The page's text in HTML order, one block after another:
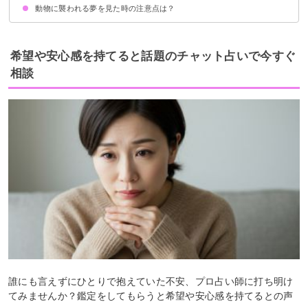
動物に襲われて殺される夢【吉夢】
動物に襲われて怪我する夢【凶夢】
動物に襲われて逃げ切る夢【吉夢】
動物に襲われて助かる夢【吉夢】
動物に襲われて撃退する夢【吉夢】
動物に襲われる夢を見た時の注意点は？
十分な休息を取る
警告夢や凶夢の内容を人に話す
希望や安心感を持てると話題のチャット占いで今すぐ
相談
誰にも言えずにひとりで抱えていた不安、プロ占い師に打ち明け
てみませんか？鑑定をしてもらうと希望や安心感を持てるとの声